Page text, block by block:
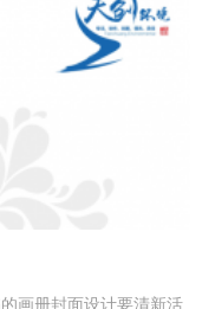
画册封面设计要清新活